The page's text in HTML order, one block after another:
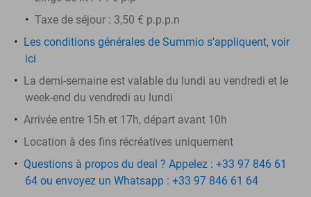
Taxe de séjour : 3,50 € p.p.p.n
Les conditions générales de Summio s'appliquent, voir
ici
La demi-semaine est valable du lundi au vendredi et le
week-end du vendredi au lundi
Arrivée entre 15h et 17h, départ avant 10h
Location à des fins récréatives uniquement
Questions à propos du deal ? Appelez : +33 97 846 61
64 ou envoyez un Whatsapp : +33 97 846 61 64